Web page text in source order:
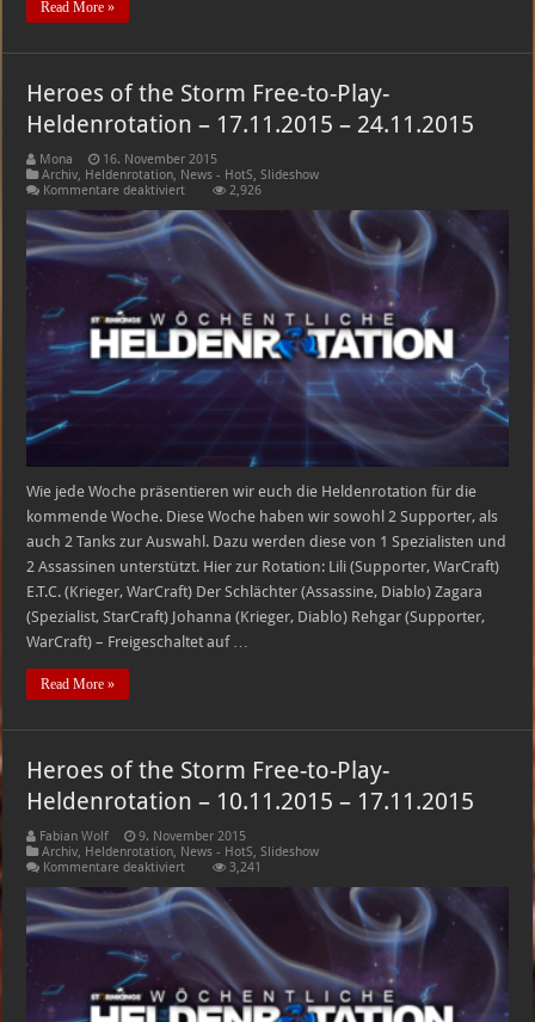
Read More »
Heroes of the Storm Free-to-Play-
Heldenrotation – 17.11.2015 – 24.11.2015
Mona
16. November 2015
Archiv, Heldenrotation, News - HotS,Slideshow
Kommentare deaktiviertfür
of
the
Storm
to-
Heldenrotation
–
17.11.2015
–
24.11.2015
2,926
Wie jede Woche präsentieren wir euch die Heldenrotation für die
kommende Woche. Diese Woche haben wir sowohl 2 Supporter, als
auch 2 Tanks zur Auswahl. Dazu werden diese von 1 Spezialisten und
2 Assassinen unterstützt. Hier zur Rotation: Lili (Supporter, WarCraft)
E.T.C. (Krieger, WarCraft) Der Schlächter (Assassine, Diablo) Zagara
(Spezialist, StarCraft) Johanna (Krieger, Diablo) Rehgar (Supporter,
WarCraft) – Freigeschaltet auf …
Read More »
Heroes of the Storm Free-to-Play-
Heldenrotation – 10.11.2015 – 17.11.2015
Fabian Wolf
9. November 2015
Archiv, Heldenrotation, News - HotS,Slideshow
Kommentare deaktiviertfür
of
the
Storm
to-
Heldenrotation
–
3,241